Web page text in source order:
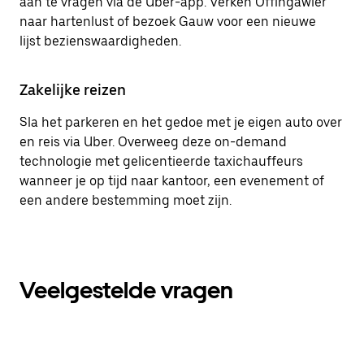
naar hartenlust of bezoek Gauw voor een nieuwe
lijst bezienswaardigheden.
Zakelijke reizen
Sla het parkeren en het gedoe met je eigen auto over
en reis via Uber. Overweeg deze on-demand
technologie met gelicentieerde taxichauffeurs
wanneer je op tijd naar kantoor, een evenement of
een andere bestemming moet zijn.
Veelgestelde vragen